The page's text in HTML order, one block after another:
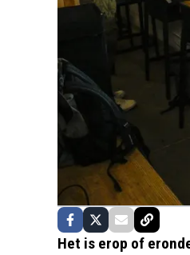
Het is erop of